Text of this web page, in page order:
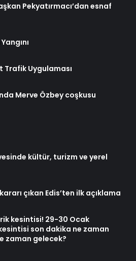
Pekyatırmacı’dan esnaf
Uygulaması
Merve Özbey coşkusu
kültür, turizm ve yerel
çıkan Edis’ten ilk açıklama
kesintisi! 29-30 Ocak
son dakika ne zaman
zaman gelecek?